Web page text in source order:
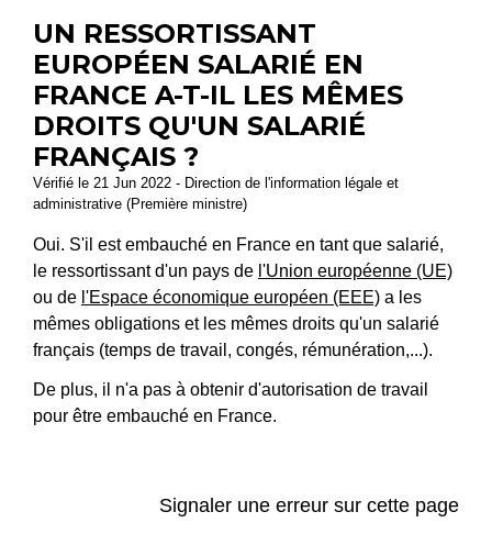
UN RESSORTISSANT
EUROPÉEN SALARIÉ EN
FRANCE A-T-IL LES MÊMES
DROITS QU'UN SALARIÉ
FRANÇAIS ?
Vérifié le 21 Jun 2022 - Direction de l'information légale et
administrative (Première ministre)
Oui. S'il est embauché en France en tant que salarié,
le ressortissant d'un pays de l'Union européenne (UE)
ou de l'Espace économique européen (EEE) a les
mêmes obligations et les mêmes droits qu'un salarié
français (temps de travail, congés, rémunération,...).
De plus, il n'a pas à obtenir d'autorisation de travail
pour être embauché en France.
Signaler une erreur sur cette page